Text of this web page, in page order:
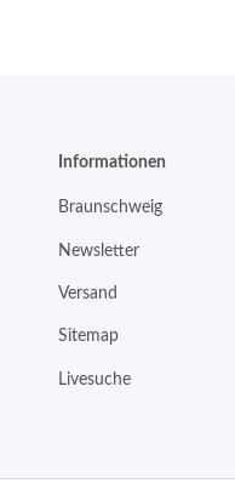
Informationen
Braunschweig
Newsletter
Versand
Sitemap
Livesuche